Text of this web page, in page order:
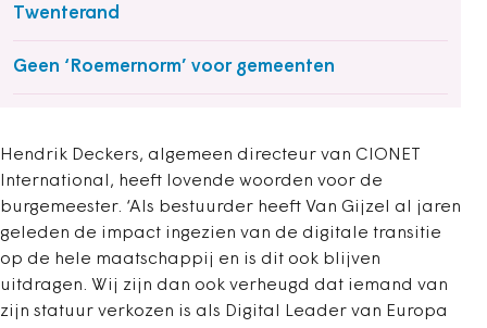
Twenterand
Geen ‘Roemernorm’ voor gemeenten
Hendrik Deckers, algemeen directeur van CIONET
International, heeft lovende woorden voor de
burgemeester. ‘Als bestuurder heeft Van Gijzel al jaren
geleden de impact ingezien van de digitale transitie
op de hele maatschappij en is dit ook blijven
uitdragen. Wij zijn dan ook verheugd dat iemand van
zijn statuur verkozen is als Digital Leader van Europa